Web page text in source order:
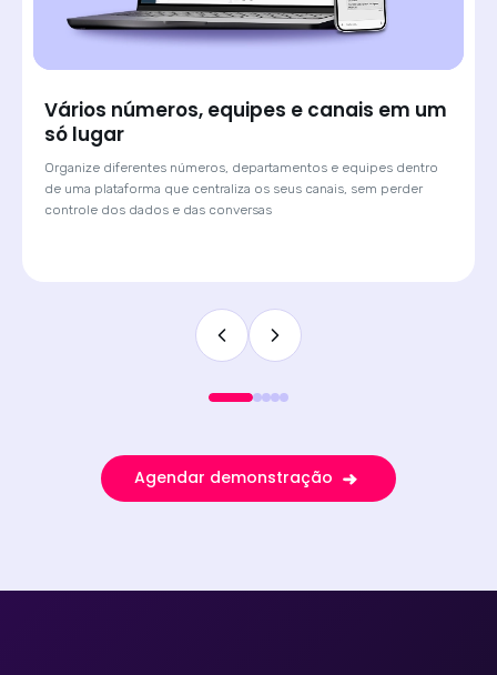
Saiba de onde veio cada lead e atenda
com o contexto certo
Quando o cliente chega por um anúncio de Click-to-WhatsApp,
a Huggy mostra qual campanha originou a conversa. O
atendente sabe o contexto antes de digitar a primeira
Agendar demonstração